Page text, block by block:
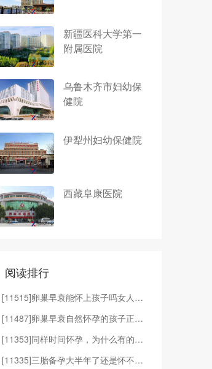
新疆医科大学第一
附属医院
乌鲁木齐市妇幼保
健院
伊犁州妇幼保健院
西藏阜康医院
阅读排行
[11515]卵巢早衰能怀上孩子吗女人卵巢早衰还会怀孕
[11487]卵巢早衰自然怀孕的孩子正常吗卵巢早衰自然
[11353]同样时间怀孕，为什么有的显怀而有的不显怀
[11335]三胎备孕大半年了还是怀不上是怎么回事？